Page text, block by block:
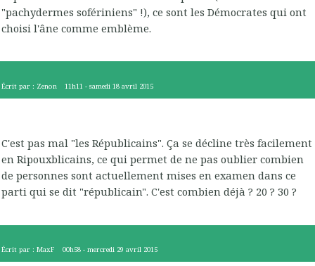
"pachydermes sofériniens" !), ce sont les Démocrates qui ont
choisi l'âne comme emblème.
Écrit par : Zenon 11h11 -samedi 18 avril 2015
C'est pas mal "les Républicains". Ça se décline très facilement
en Ripouxblicains, ce qui permet de ne pas oublier combien
de personnes sont actuellement mises en examen dans ce
parti qui se dit "républicain". C'est combien déjà ? 20 ? 30 ?
Écrit par : MaxF 00h58 -mercredi 29 avril 2015